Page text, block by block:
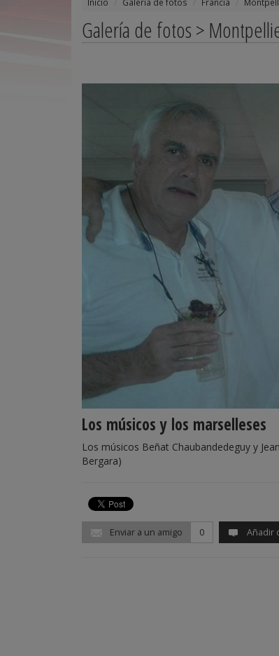
Galería de fotos >
Los músicos y los marselleses
Los músicos Beñat Chaubandedeguy y
Bergara)
Enviar a un amigo 0 Añadir